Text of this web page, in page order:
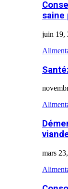
saine
juin 19,
mars